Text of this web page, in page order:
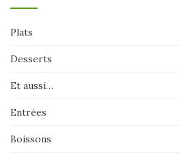
Plats
Desserts
Et aussi…
Entrées
Boissons